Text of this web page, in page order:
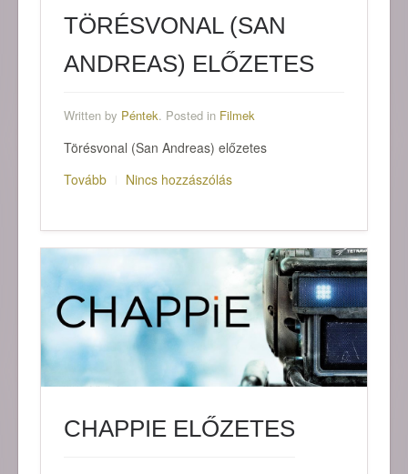
TÖRÉSVONAL (SAN
ANDREAS) ELŐZETES
Written by Péntek. Posted in Filmek
Törésvonal (San Andreas) előzetes
Tovább
Nincs hozzászólás
CHAPPIE ELŐZETES